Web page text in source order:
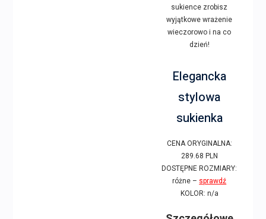
sukience zrobisz
wyjątkowe wrażenie
wieczorowo i na co
dzień!
Elegancka
stylowa
sukienka
CENA ORYGINALNA:
289.68 PLN
DOSTĘPNE ROZMIARY:
różne – sprawdź
KOLOR: n/a